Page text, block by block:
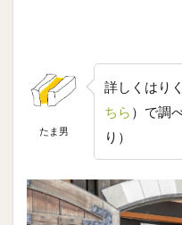
たま男
詳しくはり
ちら ）で調
り）